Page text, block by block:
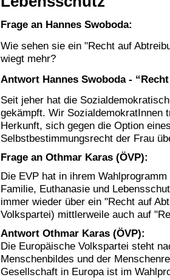
Frage an Hannes Swoboda:
Wie sehen sie ein "Recht auf
wiegt mehr?
Antwort Hannes Swoboda -
Seit jeher hat die
gekämpft. Wir SozialdemokratInnen
Herkunft, sich gegen die Option
Selbstbestimmungsrecht der Frau
Frage an Othmar Karas (ÖVP):
Die EVP hat in ihrem
Familie, Euthanasie und
immer wieder über ein "Recht auf
Volkspartei) mittlerweile auch auf
Antwort Othmar Karas (ÖVP):
Die Europäische Volkspartei steht
Menschenbildes und der
Gesellschaft in Europa ist im